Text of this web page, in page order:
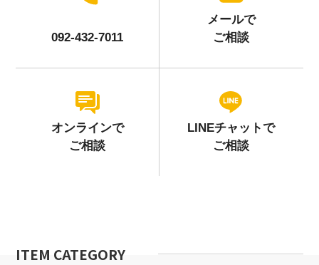
092-432-7011
メールで
ご相談
オンラインで
ご相談
LINEチャットで
ご相談
ITEM CATEGORY